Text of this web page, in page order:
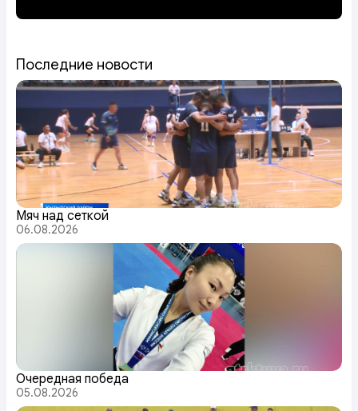
Последние новости
Мяч над сеткой
06.08.2026
Очередная победа
05.08.2026